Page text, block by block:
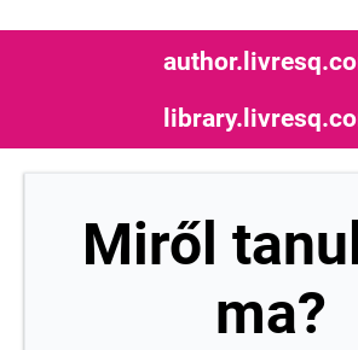
Miről
ma?